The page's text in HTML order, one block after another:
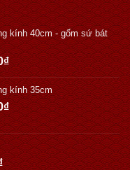
kính 40cm - gốm sứ bát
₫
kính 35cm
₫